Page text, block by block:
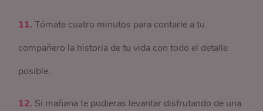
11.Tómate cuatro minutos para contarle a tu
compañero la historia de tu vida con todo el detalle
posible.
12. Si mañana te pudieras levantar disfrutando de una